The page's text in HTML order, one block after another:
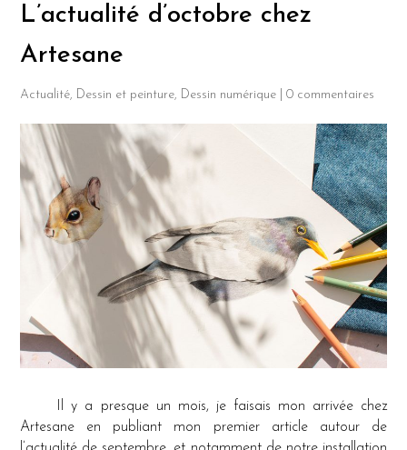
L’actualité d’octobre chez
Artesane
Actualité, Dessin et peinture, Dessin numérique |0 commentaires
Il y a presque un mois, je faisais mon arrivée chez
Artesane en publiant mon premier article autour de